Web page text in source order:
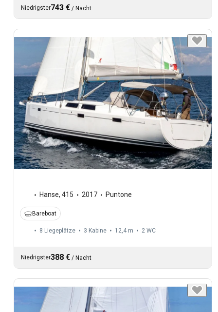
Niedrigster743 € / Nacht
Hanse, 415 2017 Puntone
Bareboat
8 Liegeplätze 3 Kabine 12,4 m 2 WC
Niedrigster388 € / Nacht